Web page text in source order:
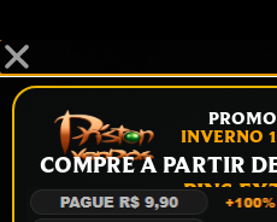
INVERNO
COMPRE A PARTIR
PINS